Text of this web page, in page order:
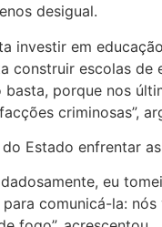
desigual.
investir em
construir escolas
porque nos
criminosas”,
Estado enfrentar
eu
comunicá-la: